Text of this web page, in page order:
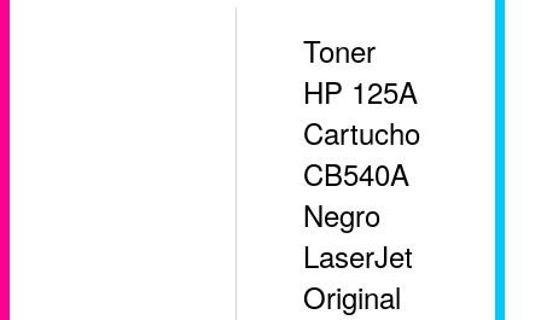
Toner
HP 125A
Cartucho
CB540A
Negro
LaserJet
Original